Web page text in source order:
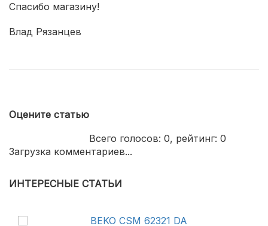
Спасибо магазину!
Влад Рязанцев
Оцените статью
Всего голосов: 0, рейтинг: 0
Загрузка комментариев...
ИНТЕРЕСНЫЕ СТАТЬИ